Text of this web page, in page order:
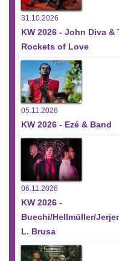
31.10.2026
KW 2026 - John Diva &
Rockets of Love
05.11.2026
KW 2026 - Ezé & Band
06.11.2026
KW 2026 -
Buechi/Hellmüller/
L. Brusa